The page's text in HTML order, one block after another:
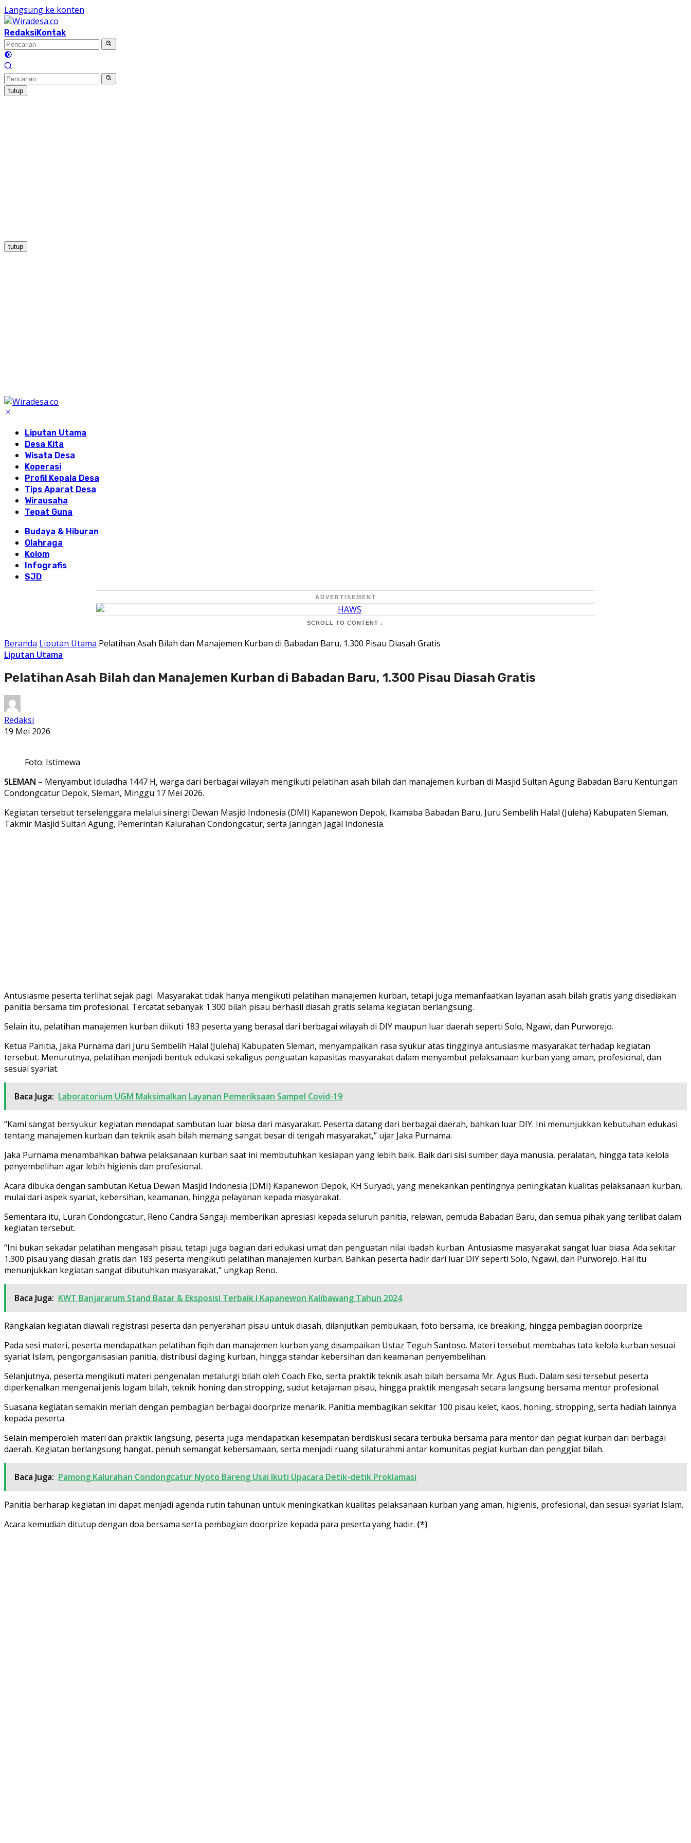
Langsung ke konten
RedaksiKontak
tutup
tutup
Liputan Utama
Desa Kita
Wisata Desa
Koperasi
Profil Kepala Desa
Tips Aparat Desa
Wirausaha
Tepat Guna
Budaya & Hiburan
Olahraga
Kolom
Infografis
SJD
ADVERTISEMENT
SCROLL TO CONTENT ↓
Beranda Liputan Utama Pelatihan Asah Bilah dan Manajemen Kurban di Babadan Baru, 1.300 Pisau Diasah Gratis
Liputan Utama
Pelatihan Asah Bilah dan Manajemen Kurban di Babadan Baru, 1.300 Pisau Diasah Gratis
Redaksi
19 Mei 2026
Foto: Istimewa
SLEMAN – Menyambut Iduladha 1447 H, warga dari berbagai wilayah mengikuti pelatihan asah bilah dan manajemen kurban di Masjid Sultan Agung Babadan Baru Kentungan
Condongcatur Depok, Sleman, Minggu 17 Mei 2026.
Kegiatan tersebut terselenggara melalui sinergi Dewan Masjid Indonesia (DMI) Kapanewon Depok, Ikamaba Babadan Baru, Juru Sembelih Halal (Juleha) Kabupaten Sleman,
Takmir Masjid Sultan Agung, Pemerintah Kalurahan Condongcatur, serta Jaringan Jagal Indonesia.
Antusiasme peserta terlihat sejak pagi Masyarakat tidak hanya mengikuti pelatihan manajemen kurban, tetapi juga memanfaatkan layanan asah bilah gratis yang disediakan
panitia bersama tim profesional. Tercatat sebanyak 1.300 bilah pisau berhasil diasah gratis selama kegiatan berlangsung.
Selain itu, pelatihan manajemen kurban diikuti 183 peserta yang berasal dari berbagai wilayah di DIY maupun luar daerah seperti Solo, Ngawi, dan Purworejo.
Ketua Panitia, Jaka Purnama dari Juru Sembelih Halal (Juleha) Kabupaten Sleman, menyampaikan rasa syukur atas tingginya antusiasme masyarakat terhadap kegiatan
tersebut. Menurutnya, pelatihan menjadi bentuk edukasi sekaligus penguatan kapasitas masyarakat dalam menyambut pelaksanaan kurban yang aman, profesional, dan
sesuai syariat.
Baca Juga: Laboratorium UGM Maksimalkan Layanan Pemeriksaan Sampel Covid-19
“Kami sangat bersyukur kegiatan mendapat sambutan luar biasa dari masyarakat. Peserta datang dari berbagai daerah, bahkan luar DIY. Ini menunjukkan kebutuhan edukasi
tentang manajemen kurban dan teknik asah bilah memang sangat besar di tengah masyarakat,” ujar Jaka Purnama.
Jaka Purnama menambahkan bahwa pelaksanaan kurban saat ini membutuhkan kesiapan yang lebih baik. Baik dari sisi sumber daya manusia, peralatan, hingga tata kelola
penyembelihan agar lebih higienis dan profesional.
Acara dibuka dengan sambutan Ketua Dewan Masjid Indonesia (DMI) Kapanewon Depok, KH Suryadi, yang menekankan pentingnya peningkatan kualitas pelaksanaan kurban,
mulai dari aspek syariat, kebersihan, keamanan, hingga pelayanan kepada masyarakat.
Sementara itu, Lurah Condongcatur, Reno Candra Sangaji memberikan apresiasi kepada seluruh panitia, relawan, pemuda Babadan Baru, dan semua pihak yang terlibat dalam
kegiatan tersebut.
“Ini bukan sekadar pelatihan mengasah pisau, tetapi juga bagian dari edukasi umat dan penguatan nilai ibadah kurban. Antusiasme masyarakat sangat luar biasa. Ada sekitar
1.300 pisau yang diasah gratis dan 183 peserta mengikuti pelatihan manajemen kurban. Bahkan peserta hadir dari luar DIY seperti Solo, Ngawi, dan Purworejo. Hal itu
menunjukkan kegiatan sangat dibutuhkan masyarakat,” ungkap Reno.
Baca Juga: KWT Banjararum Stand Bazar & Eksposisi Terbaik I Kapanewon Kalibawang Tahun 2024
Rangkaian kegiatan diawali registrasi peserta dan penyerahan pisau untuk diasah, dilanjutkan pembukaan, foto bersama, ice breaking, hingga pembagian doorprize.
Pada sesi materi, peserta mendapatkan pelatihan fiqih dan manajemen kurban yang disampaikan Ustaz Teguh Santoso. Materi tersebut membahas tata kelola kurban sesuai
syariat Islam, pengorganisasian panitia, distribusi daging kurban, hingga standar kebersihan dan keamanan penyembelihan.
Selanjutnya, peserta mengikuti materi pengenalan metalurgi bilah oleh Coach Eko, serta praktik teknik asah bilah bersama Mr. Agus Budi. Dalam sesi tersebut peserta
diperkenalkan mengenai jenis logam bilah, teknik honing dan stropping, sudut ketajaman pisau, hingga praktik mengasah secara langsung bersama mentor profesional.
Suasana kegiatan semakin meriah dengan pembagian berbagai doorprize menarik. Panitia membagikan sekitar 100 pisau kelet, kaos, honing, stropping, serta hadiah lainnya
kepada peserta.
Selain memperoleh materi dan praktik langsung, peserta juga mendapatkan kesempatan berdiskusi secara terbuka bersama para mentor dan pegiat kurban dari berbagai
daerah. Kegiatan berlangsung hangat, penuh semangat kebersamaan, serta menjadi ruang silaturahmi antar komunitas pegiat kurban dan penggiat bilah.
Baca Juga: Pamong Kalurahan Condongcatur Nyoto Bareng Usai Ikuti Upacara Detik-detik Proklamasi
Panitia berharap kegiatan ini dapat menjadi agenda rutin tahunan untuk meningkatkan kualitas pelaksanaan kurban yang aman, higienis, profesional, dan sesuai syariat Islam.
Acara kemudian ditutup dengan doa bersama serta pembagian doorprize kepada para peserta yang hadir. (*)